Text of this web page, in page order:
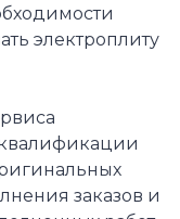
электроплиту
заказов и